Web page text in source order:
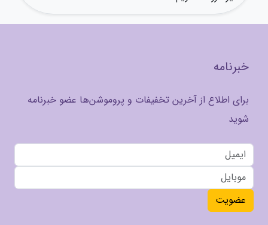
خبرنامه
برای اطلاع از آخرین تخفیفات و پروموشن‌ها عضو خبرنامه
شوید
عضویت